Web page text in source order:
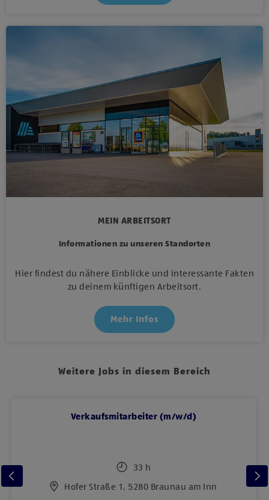
MEIN ARBEITSORT
Informationen zu unseren Standorten
Hier findest du nähere Einblicke und interessante Fakten
zu deinem künftigen Arbeitsort.
Mehr Infos
Weitere Jobs in diesem Bereich
Verkaufsmitarbeiter (m/w/d)
33 h
Hofer Straße 1, 5280 Braunau am Inn